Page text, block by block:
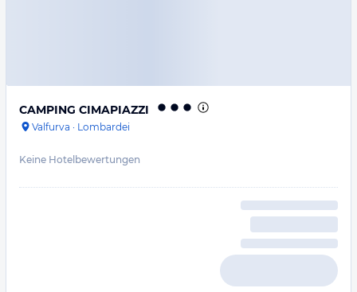
CAMPING CIMAPIAZZI
Valfurva · Lombardei
Keine Hotelbewertungen